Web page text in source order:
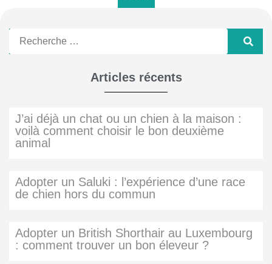
Articles récents
J’ai déjà un chat ou un chien à la maison :
voilà comment choisir le bon deuxième
animal
Adopter un Saluki : l’expérience d’une race
de chien hors du commun
Adopter un British Shorthair au Luxembourg
: comment trouver un bon éleveur ?